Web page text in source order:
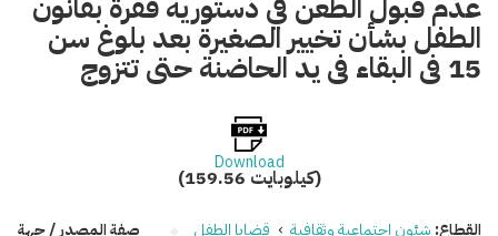
الطفل بشأن تخيير الصغيرة بعد بلوغ سن
15 فى البقاء فى يد الحاضنة حتى تتزوج
Download
(159.56 كيلوبايت)
القطاع: شئون اجتماعية وثقافية › قضايا الطفل
صفة المصدر / جهة